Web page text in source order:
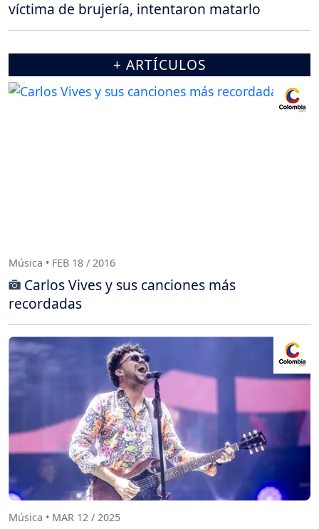
víctima de brujería, intentaron matarlo
+ ARTÍCULOS
Música • FEB 18 / 2016
Carlos Vives y sus canciones más
recordadas
Música • MAR 12 / 2025